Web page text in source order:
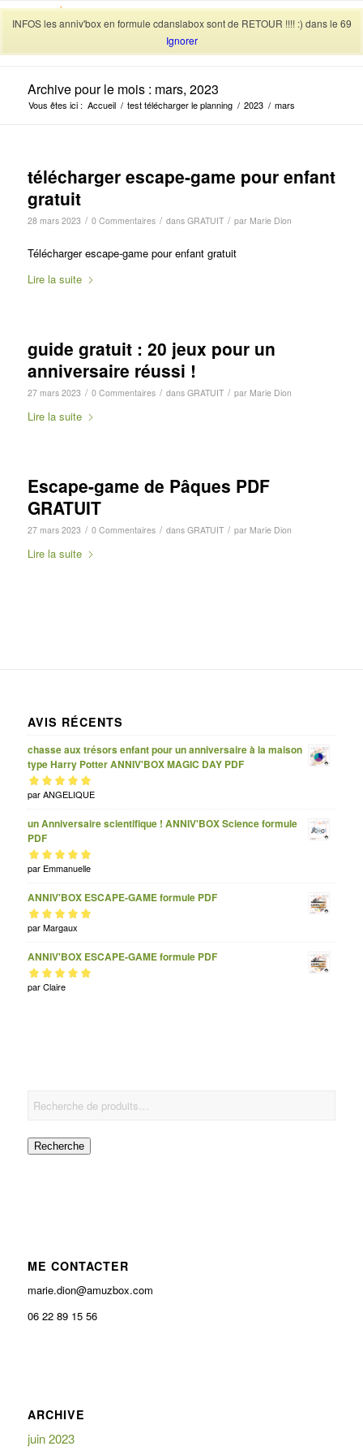
INFOS les anniv'box en formule cdanslabox sont de RETOUR !!!! :) dans le 69
Ignorer
Archive pour le mois : mars, 2023
Vous êtes ici : Accueil / test télécharger le planning / 2023 / mars
télécharger escape-game pour enfant
gratuit
28 mars 2023 / 0 Commentaires / dans GRATUIT / par Marie Dion
Télécharger escape-game pour enfant gratuit
Lire la suite
guide gratuit : 20 jeux pour un
anniversaire réussi !
27 mars 2023 / 0 Commentaires / dans GRATUIT / par Marie Dion
Lire la suite
Escape-game de Pâques PDF
GRATUIT
27 mars 2023 / 0 Commentaires / dans GRATUIT / par Marie Dion
Lire la suite
AVIS RÉCENTS
chasse aux trésors enfant pour un anniversaire à la maison
type Harry Potter ANNIV'BOX MAGIC DAY PDF
Note5sur 5
par ANGELIQUE
un Anniversaire scientifique ! ANNIV'BOX Science formule
PDF
Note5sur 5
par Emmanuelle
ANNIV'BOX ESCAPE-GAME formule PDF
Note5sur 5
par Margaux
ANNIV'BOX ESCAPE-GAME formule PDF
Note5sur 5
par Claire
Recherche
ME CONTACTER
marie.dion@amuzbox.com
06 22 89 15 56
ARCHIVE
juin 2023